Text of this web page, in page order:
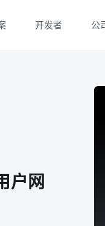
开发者 公
户网
扫，点击
扫，点击